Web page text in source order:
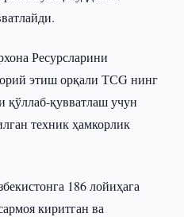
Ресурсларини
этиш орқали ТСG нинг
қўллаб-қувватлаш учун
техник ҳамкорлик
186 лойиҳага
киритган ва